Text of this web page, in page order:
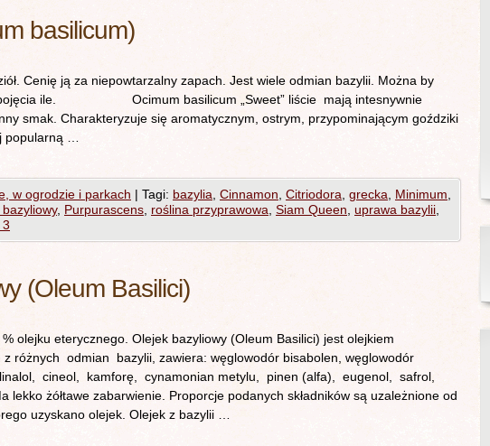
basilicum)
Cenię ją za niepowtarzalny zapach. Jest wiele odmian bazylii. Można by
pojęcia ile. Ocimum basilicum „Sweet” liście mają intesnywnie
smak. Charakteryzuje się aromatycznym, ostrym, przypominającym goździki
popularną …
w ogrodzie i parkach | Tagi: bazylia Cinnamon Citriodora grecka Minimum
, Purpurascens roślina przyprawowa Siam Queen uprawa bazylii
(Oleum Basilici)
eterycznego. Olejek bazyliowy (Oleum Basilici) jest olejkiem
z różnych odmian bazylii, zawiera: węglowodór bisabolen, węglowodór
cineol, kamforę, cynamonian metylu, pinen (alfa), eugenol, safrol,
lekko żółtawe zabarwienie. Proporcje podanych składników są uzależnione od
uzyskano olejek. Olejek z bazylii …